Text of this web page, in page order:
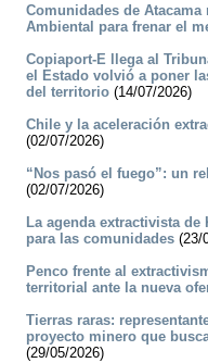
Comunidades de
Ambiental para frenar el
Copiaport-E llega al
el Estado volvió a poner
del territorio (14/07/2026)
Chile y la aceleración
(02/07/2026)
“Nos pasó el fuego”: un
(02/07/2026)
La agenda extractivista
para las comunidades (23/
Penco frente al
territorial ante la nueva
Tierras raras:
proyecto minero que
(29/05/2026)